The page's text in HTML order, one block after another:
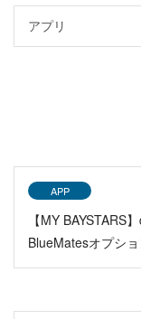
APP
【MY BAYSTARS
BlueMatesオプショ